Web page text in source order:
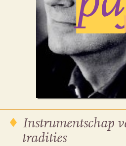
Instrumentschap
tradities